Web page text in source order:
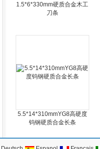
1.5*6*330mm硬质合金木工
刀条
5.5*14*310mmYG8高硬度
钨钢硬质合金长条